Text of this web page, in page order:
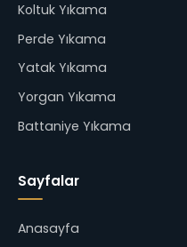
Koltuk Yıkama
Perde Yıkama
Yatak Yıkama
Yorgan Yıkama
Battaniye Yıkama
Sayfalar
Anasayfa